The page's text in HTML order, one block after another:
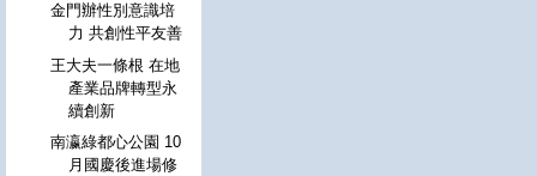
金門辦性別意識培
力 共創性平友善
王大夫一條根 在地
產業品牌轉型永
續創新
南瀛綠都心公園 10
月國慶後進場修